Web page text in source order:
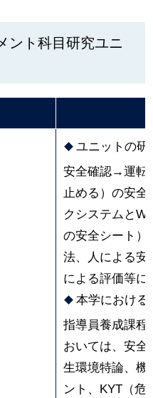
ント科目研究ユニ
ユニットの研
安全確認→運転
止める）の安全
クシステムと
の安全シート）
法、人による安
による評価等に
本学における
指導員養成課程
おいては、安全
生環境特論、機
ント、 KYT （